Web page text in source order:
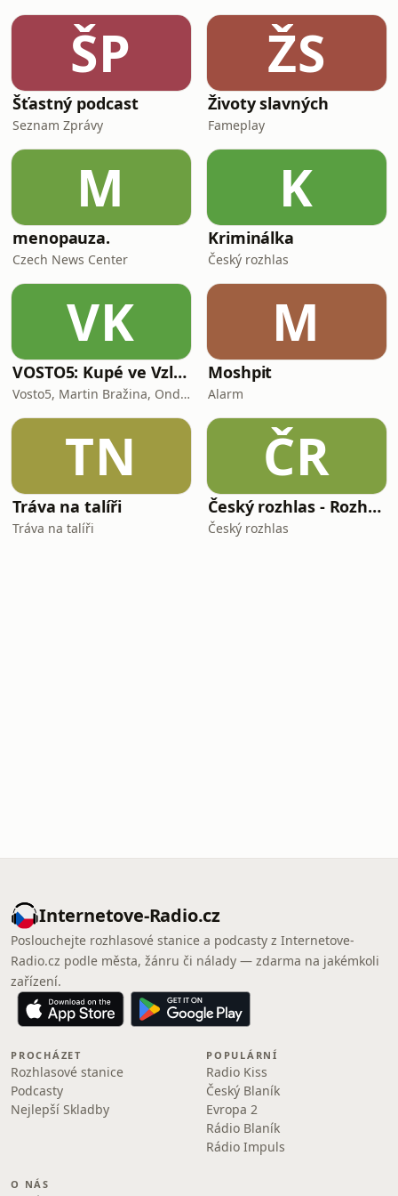
ŠP
Šťastný podcast
Seznam Zprávy
ŽS
Životy slavných
Fameplay
M
menopauza.
Czech News Center
K
Kriminálka
Český rozhlas
VK
VOSTO5: Kupé ve Vzletu
Vosto5, Martin Bražina, Ondřej Cihlář, Petr Prokop, Ondřej Bauer
M
Moshpit
Alarm
TN
Tráva na talíři
Tráva na talíři
ČR
Český rozhlas - Rozhovory
Český rozhlas
Internetove-Radio.cz
Poslouchejte rozhlasové stanice a podcasty z Internetove-
Radio.cz podle města, žánru či nálady — zdarma na jakémkoli
zařízení.
PROCHÁZET
Rozhlasové stanice
Podcasty
Nejlepší Skladby
POPULÁRNÍ
Radio Kiss
Český Blaník
Evropa 2
Rádio Blaník
Rádio Impuls
O NÁS